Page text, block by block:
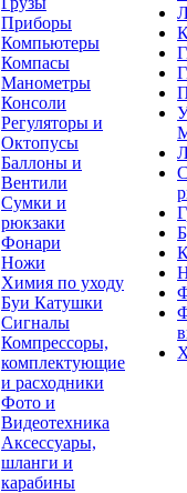
Приборы
Компьютеры
Компасы
Манометры
Консоли
Регуляторы и
Октопусы
Баллоны и
Вентили
Сумки и
рюкзаки
Фонари
Ножи
Химия по уходу
Буи Катушки
Сигналы
Компрессоры,
комплектующие
и расходники
Фото и
Видеотехника
Аксессуары,
шланги и
карабины